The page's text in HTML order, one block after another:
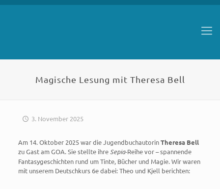
Magische Lesung mit Theresa Bell
3. November 2025
Am 14. Oktober 2025 war die JugendbuchautorinTheresa Bell
zu Gast am GOA. Sie stellte ihreSepia-Reihe vor – spannende
Fantasygeschichten rund um Tinte, Bücher und Magie. Wir waren
mit unserem Deutschkurs 6e dabei: Theo und Kjell berichten: